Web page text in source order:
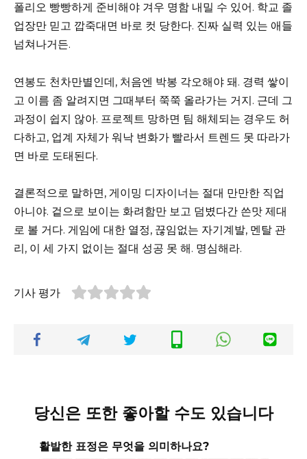
폴리오 빵빵하게 준비해야 겨우 명함 내밀 수 있어. 학교 졸
업장만 믿고 깝죽대면 바로 컷 당한다. 진짜 실력 있는 애들
넘쳐나거든.
연봉도 천차만별인데, 처음엔 박봉 각오해야 돼. 경력 쌓이
고 이름 좀 알려지면 그때부터 쭉쭉 올라가는 거지. 근데 그
과정이 쉽지 않아. 프로젝트 망하면 팀 해체되는 경우도 허
다하고, 업계 자체가 워낙 변화가 빨라서 트렌드 못 따라가
면 바로 도태된다.
결론적으로 말하면, 게이밍 디자이너는 절대 만만한 직업
아니야. 겉으로 보이는 화려함만 보고 덤볐다간 쓴맛 제대
로 볼 거다. 게임에 대한 열정, 끊임없는 자기계발, 멘탈 관
리, 이 세 가지 없이는 절대 성공 못 해. 명심해라.
기사 평가
당신은 또한 좋아할 수도 있습니다
활발한 표정은 무엇을 의미하나요?